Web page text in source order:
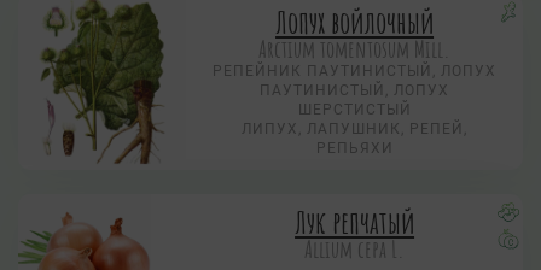
Лопух войлочный
Arctium tomentosum Mill.
РЕПЕЙНИК ПАУТИНИСТЫЙ, ЛОПУХ
ПАУТИНИСТЫЙ, ЛОПУХ
ШЕРСТИСТЫЙ
ЛИПУХ, ЛАПУШНИК, РЕПЕЙ,
РЕПЬЯХИ
Лук репчатый
Allium сера L.